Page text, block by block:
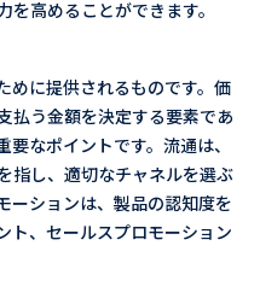
高めることができます。
めに提供されるものです。価
払う金額を決定する要素であ
なポイントです。流通は、
指し、適切なチャネルを選ぶ
ーションは、製品の認知度を
ト、セールスプロモーション